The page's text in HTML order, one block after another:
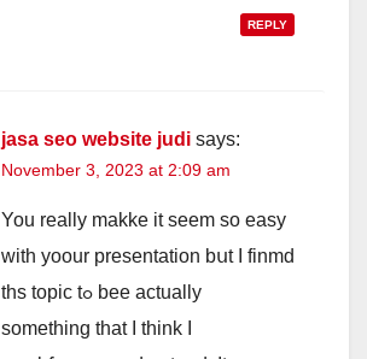
REPLY
jasa seo website judi says:
November 3, 2023 at 2:09 am
You really makke it seem so easy
with yoour presentation bսt Ӏ finmd
ths topic tߋ bee aϲtually
ѕomething thаt I tһink I